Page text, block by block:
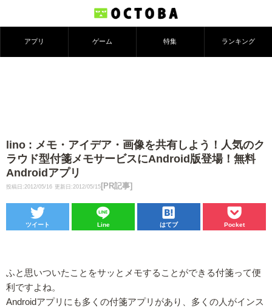
アプリ ゲーム 特集 ランキング
lino : メモ・アイデア・画像を共有しよう！人気のク
ラウド型付箋メモサービスにAndroid版登場！無料
Androidアプリ
投稿日:2012/05/16 更新日:2012/05/15 [PR記事]
ツイート Line はてブ Pocket
ふと思いついたことをサッとメモすることができる付箋って便
利ですよね。
Androidアプリにも多くの付箋アプリがあり、多くの人がインス